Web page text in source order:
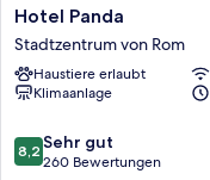
Hotel
Panda
Stadtzentrum
von
Rom
Hotel Panda
Stadtzentrum von Rom
Haustiere erlaubt
Klimaanlage
8.2
von
8,2 Sehr gut
260 Bewertungen